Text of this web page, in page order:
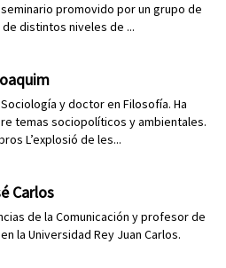
seminario promovido por un grupo de
distintos niveles de ...
y doctor en Filosofía. Ha
temas sociopolíticos y ambientales.
L’explosió de les...
Carlos
de la Comunicación y profesor de
la Universidad Rey Juan Carlos.